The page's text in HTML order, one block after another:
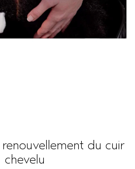
du cuir
chevelu